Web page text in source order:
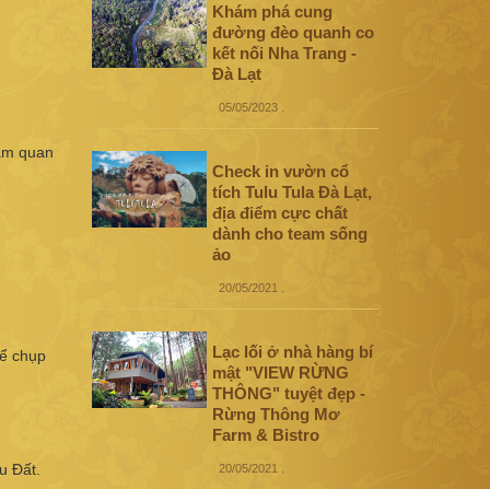
quan
chụp
Đất.
Khám phá cung
đường đèo quanh co
kết nối Nha Trang -
Đà Lạt
05/05/2023.
Check in vườn cổ
tích Tulu Tula Đà Lạt,
địa điểm cực chất
dành cho team sống
ảo
20/05/2021
Lạc lối ở nhà hàng bí
mật "VIEW RỪNG
THÔNG" tuyệt đẹp -
Rừng Thông Mơ
Farm & Bistro
20/05/2021